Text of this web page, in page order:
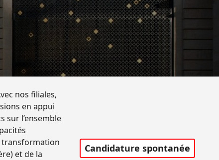
nos filiales,
en appui
sur l’ensemble
transformation
et de la
Candidature spontanée